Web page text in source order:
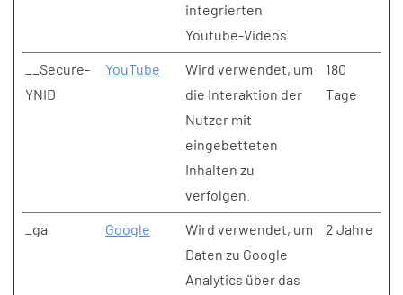
integrierten
Youtube-Videos
__Secure-
YNID
YouTube
Wird verwendet, um
die Interaktion der
Nutzer mit
eingebetteten
Inhalten zu
verfolgen.
180
Tage
_ga Google
Wird verwendet, um
Daten zu Google
Analytics über das
2 Jahre